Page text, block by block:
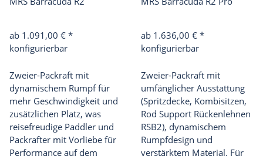
ab 1.091,00 € *
konfigurierbar
Zweier-Packraft mit
dynamischem Rumpf für
mehr Geschwindigkeit und
zusätzlichen Platz, was
reisefreudige Paddler und
Packrafter mit Vorliebe für
Performance auf dem
ab 1.636,00 € *
konfigurierbar
Zweier-Packraft mit
umfänglicher Ausstattung
(Spritzdecke, Kombisitzen,
Rod Support Rückenlehnen
RSB2), dynamischem
Rumpfdesign und
verstärktem Material. Für